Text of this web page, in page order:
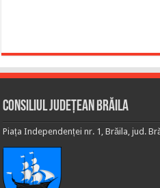
Consiliul Județean Brăila
Piața Independenței nr. 1, Brăila, jud.